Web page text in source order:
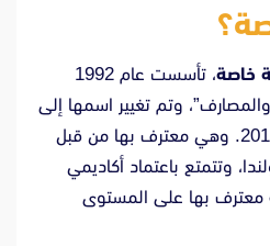
خاصة
، تأسست عام 1992
وتم تغيير اسمها إلى
جامعة فيستولا في عام 2011. وهي معترف بها من قبل
وتتمتع باعتماد أكاديمي
معترف بها على المستوى